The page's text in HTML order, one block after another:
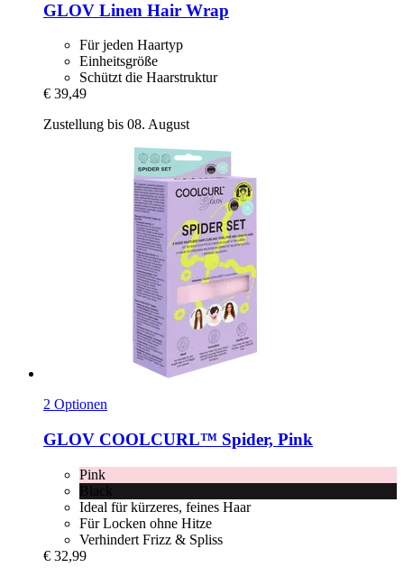
GLOV Linen Hair Wrap
Für jeden Haartyp
Einheitsgröße
Schützt die Haarstruktur
€ 39,49
Zustellung bis 08. August
2 Optionen
GLOV COOLCURL™ Spider, Pink
Pink
Black
Ideal für kürzeres, feines Haar
Für Locken ohne Hitze
Verhindert Frizz & Spliss
€ 32,99